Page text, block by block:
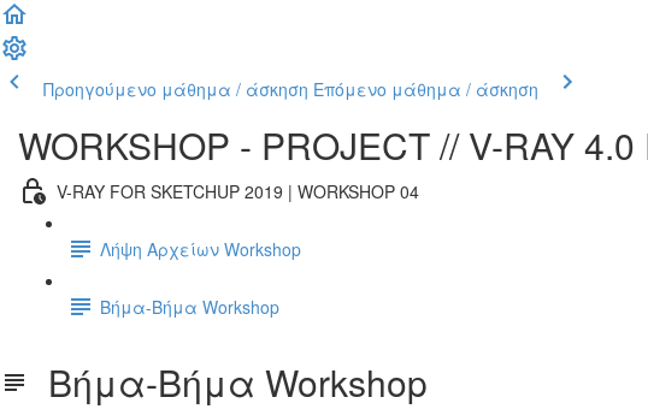
Προηγούμενο μάθημα / άσκηση Επόμενο μάθημα / άσκηση
WORKSHOP - PROJECT // V-RAY
V-RAY FOR SKETCHUP 2019 | WORKSHOP 04
Λήψη Αρχείων Workshop
Βήμα-Βήμα Workshop
Βήμα-Βήμα Workshop